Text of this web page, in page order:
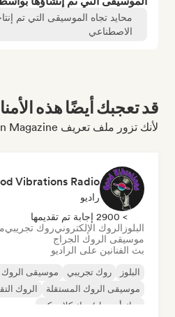
محايد تجاه الموسيقى التي تم
الاصطناعي
قد تعجبك أيضًا هذه
لأنك تزور ملف تعريف IN Zaguán Magazine
Vibrations Radio
راديو
> 2900 إجابة تم تقديمها
البلوز الروك الإلكترونيروك تجريبي
موسيقى الروك الجراج
بث الفنانين على الراديو
البلوز روك تجريبي موسيقى الروك
موسيقى الروك المستقلة
الروك
روك أند رول/روك كلاسيكي